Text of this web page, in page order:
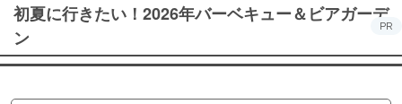
初夏に行きたい！2026年バーベキュー＆ビアガーデ
ン
PR